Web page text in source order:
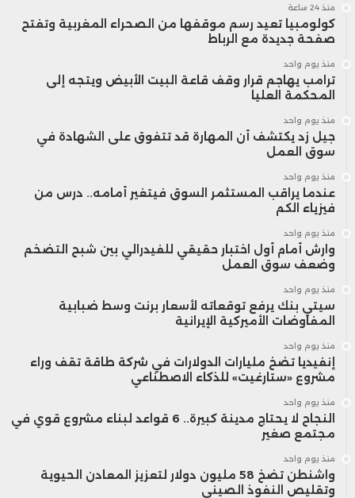
منذ 24 ساعة
كولومبيا تعيد رسم موقفها من الصحراء المغربية وتفتح
صفحة جديدة مع الرباط
منذ يوم واحد
ترامب يهاجم قرار وقف قاعة البيت الأبيض ويتجه إلى
المحكمة العليا
منذ يوم واحد
جيل زد يكتشف أن المهارة قد تتفوق على الشهادة في
سوق العمل
منذ يوم واحد
عندما يراقب المستثمر السوق فيتغير أمامه.. درس من
فيزياء الكم
منذ يوم واحد
وارش أمام أول اختبار حقيقي للفيدرالي بين شبح التضخم
وضعف سوق العمل
منذ يوم واحد
سيتي بنك يرفع توقعاته لأسعار برنت وسط ضبابية
المفاوضات الأميركية الإيرانية
منذ يوم واحد
إنفيديا تضخ مليارات الدولارات في شركة طاقة تقف وراء
مشروع «ستارغيت» للذكاء الاصطناعي
منذ يوم واحد
النجاح لا يحتاج مدينة كبيرة.. 6 قواعد لبناء مشروع قوي في
مجتمع صغير
منذ يوم واحد
واشنطن تضخ 58 مليون دولار لتعزيز المعادن الحيوية
وتقليص النفوذ الصيني